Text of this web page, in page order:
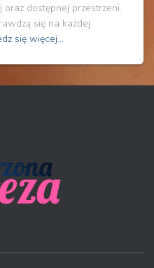
dostępnej przestrzeni.
się na każdej
się więcej…